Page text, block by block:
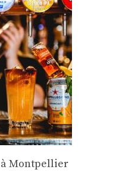
à Montpellier